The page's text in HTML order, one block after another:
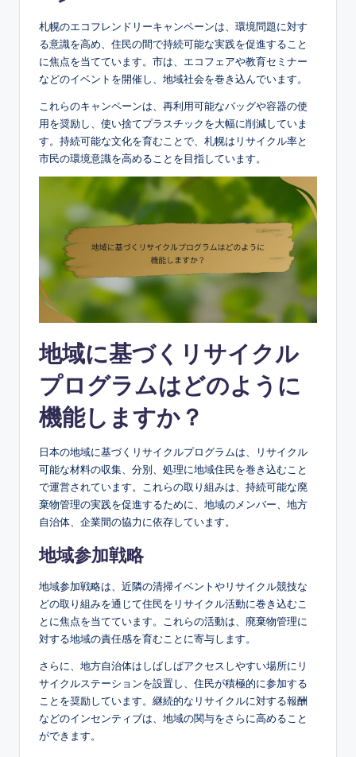
札幌のエコフレンドリーキャンペーンは、環境問題に対す
る意識を高め、住民の間で持続可能な実践を促進すること
に焦点を当てています。市は、エコフェアや教育セミナー
などのイベントを開催し、地域社会を巻き込んでいます。
これらのキャンペーンは、再利用可能なバッグや容器の使
用を奨励し、使い捨てプラスチックを大幅に削減していま
す。持続可能な文化を育むことで、札幌はリサイクル率と
市民の環境意識を高めることを目指しています。
地域に基づくリサイクル
プログラムはどのように
機能しますか？
日本の地域に基づくリサイクルプログラムは、リサイクル
可能な材料の収集、分別、処理に地域住民を巻き込むこと
で運営されています。これらの取り組みは、持続可能な廃
棄物管理の実践を促進するために、地域のメンバー、地方
自治体、企業間の協力に依存しています。
地域参加戦略
地域参加戦略は、近隣の清掃イベントやリサイクル競技な
どの取り組みを通じて住民をリサイクル活動に巻き込むこ
とに焦点を当てています。これらの活動は、廃棄物管理に
対する地域の責任感を育むことに寄与します。
さらに、地方自治体はしばしばアクセスしやすい場所にリ
サイクルステーションを設置し、住民が積極的に参加する
ことを奨励しています。継続的なリサイクルに対する報酬
などのインセンティブは、地域の関与をさらに高めること
ができます。